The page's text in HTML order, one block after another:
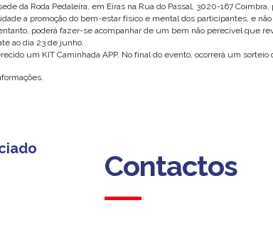
da Roda Pedaleira, em Eiras na Rua do Passal, 3020-167 Coimbra,
a promoção do bem-estar físico e mental dos participantes, e
poderá fazer-se acompanhar de um bem não perecível que
ao dia 23 de junho.
um KIT Caminhada APP. No final do evento, ocorrerá um
Contactos
Contactos